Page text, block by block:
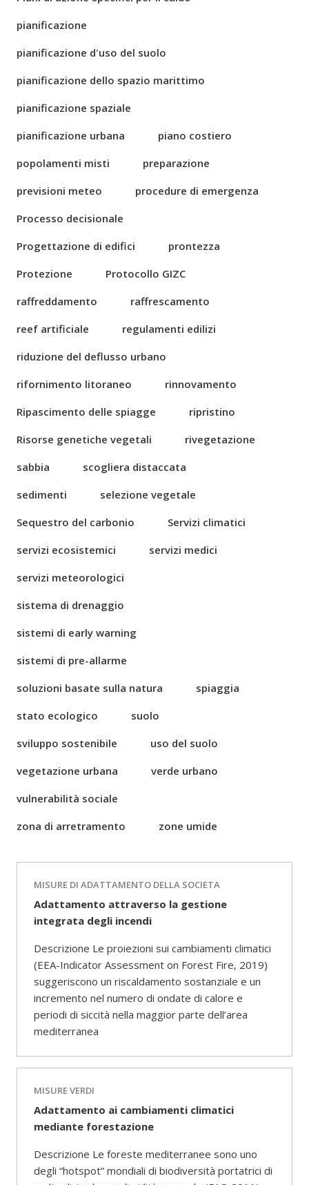
pianificazione
pianificazione d'uso del suolo
pianificazione dello spazio marittimo
pianificazione spaziale
pianificazione urbana
piano costiero
popolamenti misti
preparazione
previsioni meteo
procedure di emergenza
Processo decisionale
Progettazione di edifici
prontezza
Protezione
Protocollo GIZC
raffreddamento
raffrescamento
reef artificiale
regulamenti edilizi
riduzione del deflusso urbano
rifornimento litoraneo
rinnovamento
Ripascimento delle spiagge
ripristino
Risorse genetiche vegetali
rivegetazione
sabbia
scogliera distaccata
sedimenti
selezione vegetale
Sequestro del carbonio
Servizi climatici
servizi ecosistemici
servizi medici
servizi meteorologici
sistema di drenaggio
sistemi di early warning
sistemi di pre-allarme
soluzioni basate sulla natura
spiaggia
stato ecologico
suolo
sviluppo sostenibile
uso del suolo
vegetazione urbana
verde urbano
vulnerabilità sociale
zona di arretramento
zone umide
MISURE DI ADATTAMENTO DELLA SOCIETA
Adattamento attraverso la gestione
integrata degli incendi
Descrizione Le proiezioni sui cambiamenti climatici
(EEA-Indicator Assessment on Forest Fire, 2019)
suggeriscono un riscaldamento sostanziale e un
incremento nel numero di ondate di calore e
periodi di siccità nella maggior parte dell’area
mediterranea
MISURE VERDI
Adattamento ai cambiamenti climatici
mediante forestazione
Descrizione Le foreste mediterranee sono uno
degli “hotspot” mondiali di biodiversità portatrici di